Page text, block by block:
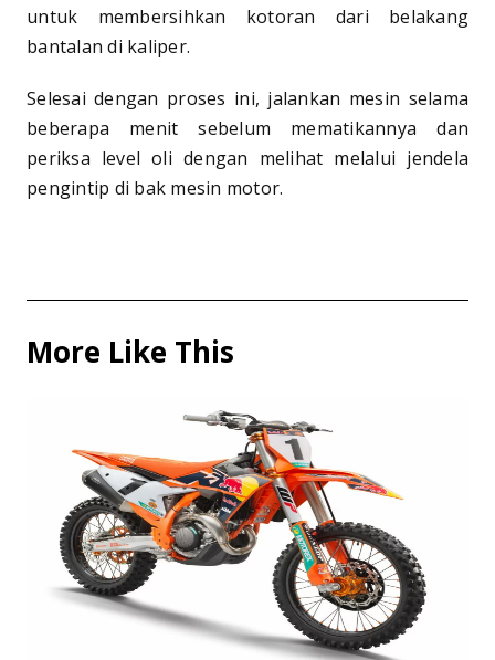
untuk membersihkan kotoran dari belakang
bantalan di kaliper.
Selesai dengan proses ini, jalankan mesin selama
beberapa menit sebelum mematikannya dan
periksa level oli dengan melihat melalui jendela
pengintip di bak mesin motor.
More Like This